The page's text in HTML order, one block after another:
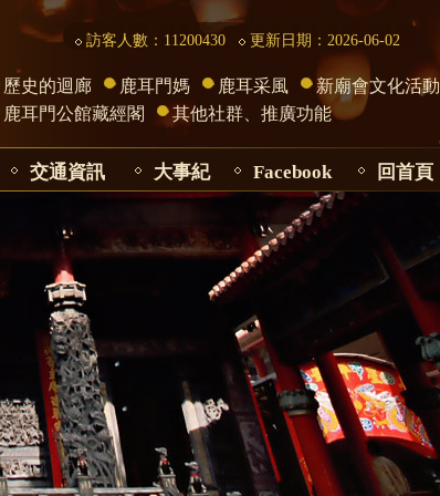
訪客人數：11200430 更新日期：2026-06-02
歷史的迴廊 鹿耳門媽 鹿耳采風
新廟會文化活動
鹿耳門公館藏經閣 其他社群、推廣功能
交通資訊 大事紀 Facebook 回首頁